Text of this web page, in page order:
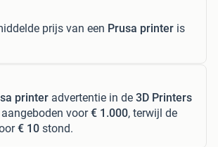
prijs van een Prusa printer is
printer advertentie in de 3D Printers
voor€ 1.000, terwijl de
€ 10 stond.